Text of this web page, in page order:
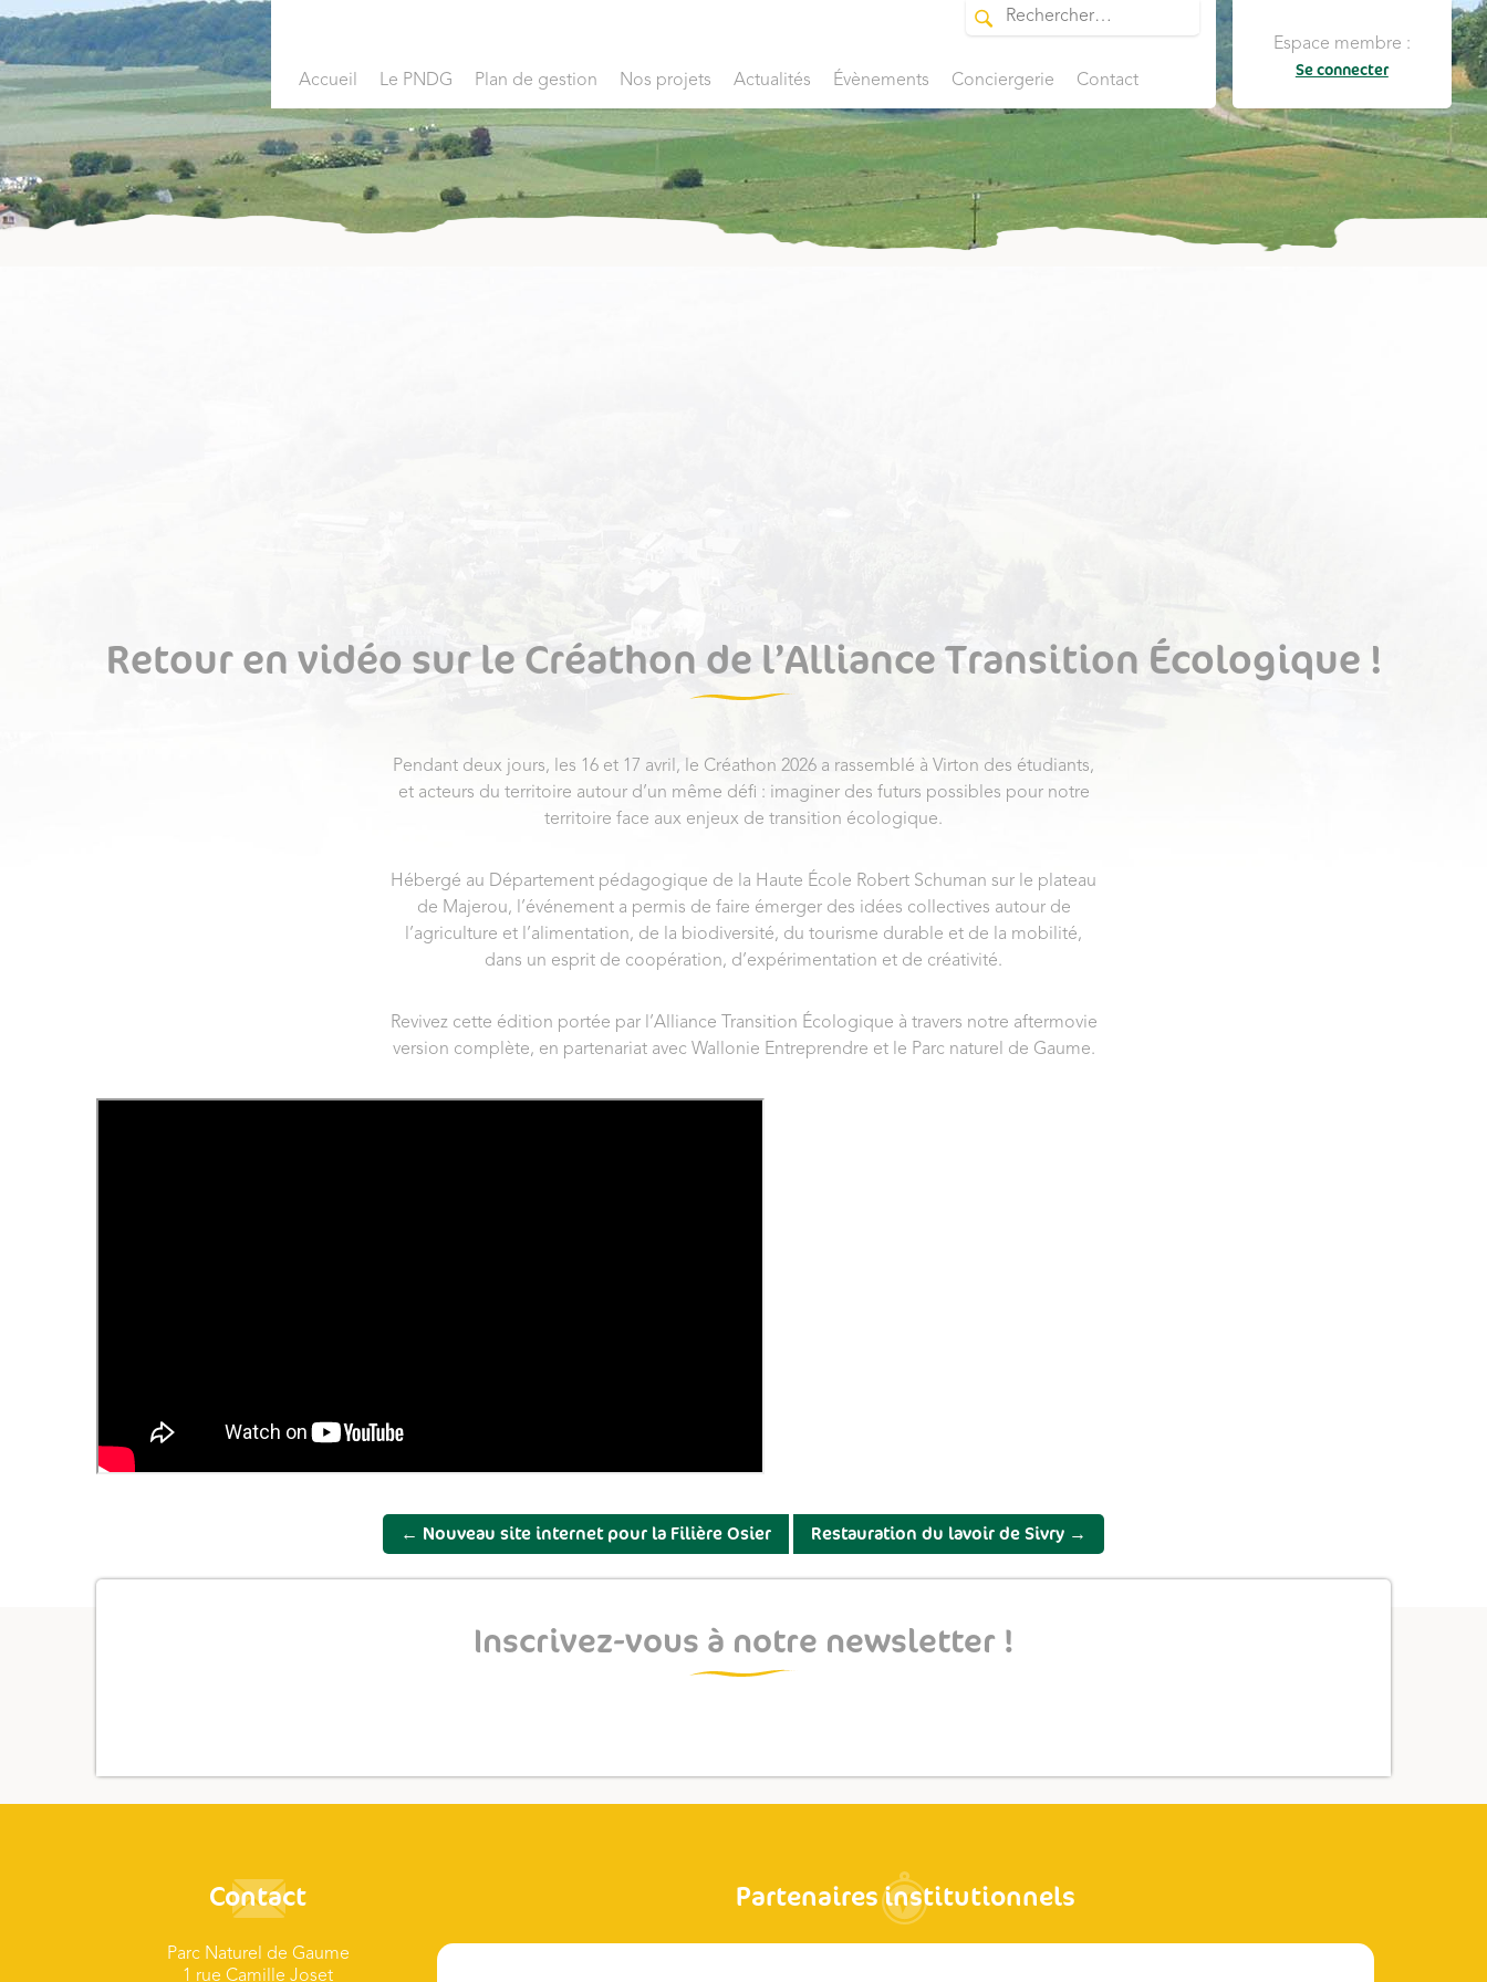
Accueil Le PNDG Plan de gestion Nos projets Actualités Évènements Conciergerie Contact
Espace membre :
Se connecter
Retour en vidéo sur le Créathon de l’Alliance Transition Écologique !
Pendant deux jours, les 16 et 17 avril, le Créathon 2026 a rassemblé à Virton des étudiants,
et acteurs du territoire autour d’un même défi : imaginer des futurs possibles pour notre
territoire face aux enjeux de transition écologique.
Hébergé au Département pédagogique de la Haute École Robert Schuman sur le plateau
de Majerou, l’événement a permis de faire émerger des idées collectives autour de
l’agriculture et l’alimentation, de la biodiversité, du tourisme durable et de la mobilité,
dans un esprit de coopération, d’expérimentation et de créativité.
Revivez cette édition portée par l’Alliance Transition Écologique à travers notre aftermovie
version complète, en partenariat avec Wallonie Entreprendre et le Parc naturel de Gaume.
← Nouveau site internet pour la Filière Osier Restauration du lavoir de Sivry →
Inscrivez-vous à notre newsletter !
Contact
Parc Naturel de Gaume
1 rue Camille Joset
Partenaires institutionnels